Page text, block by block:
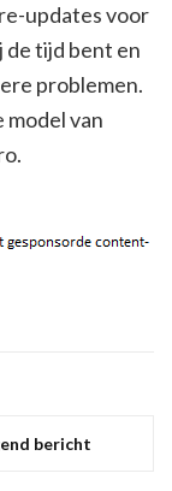
updates voor
de tijd bent en
problemen.
van
bericht